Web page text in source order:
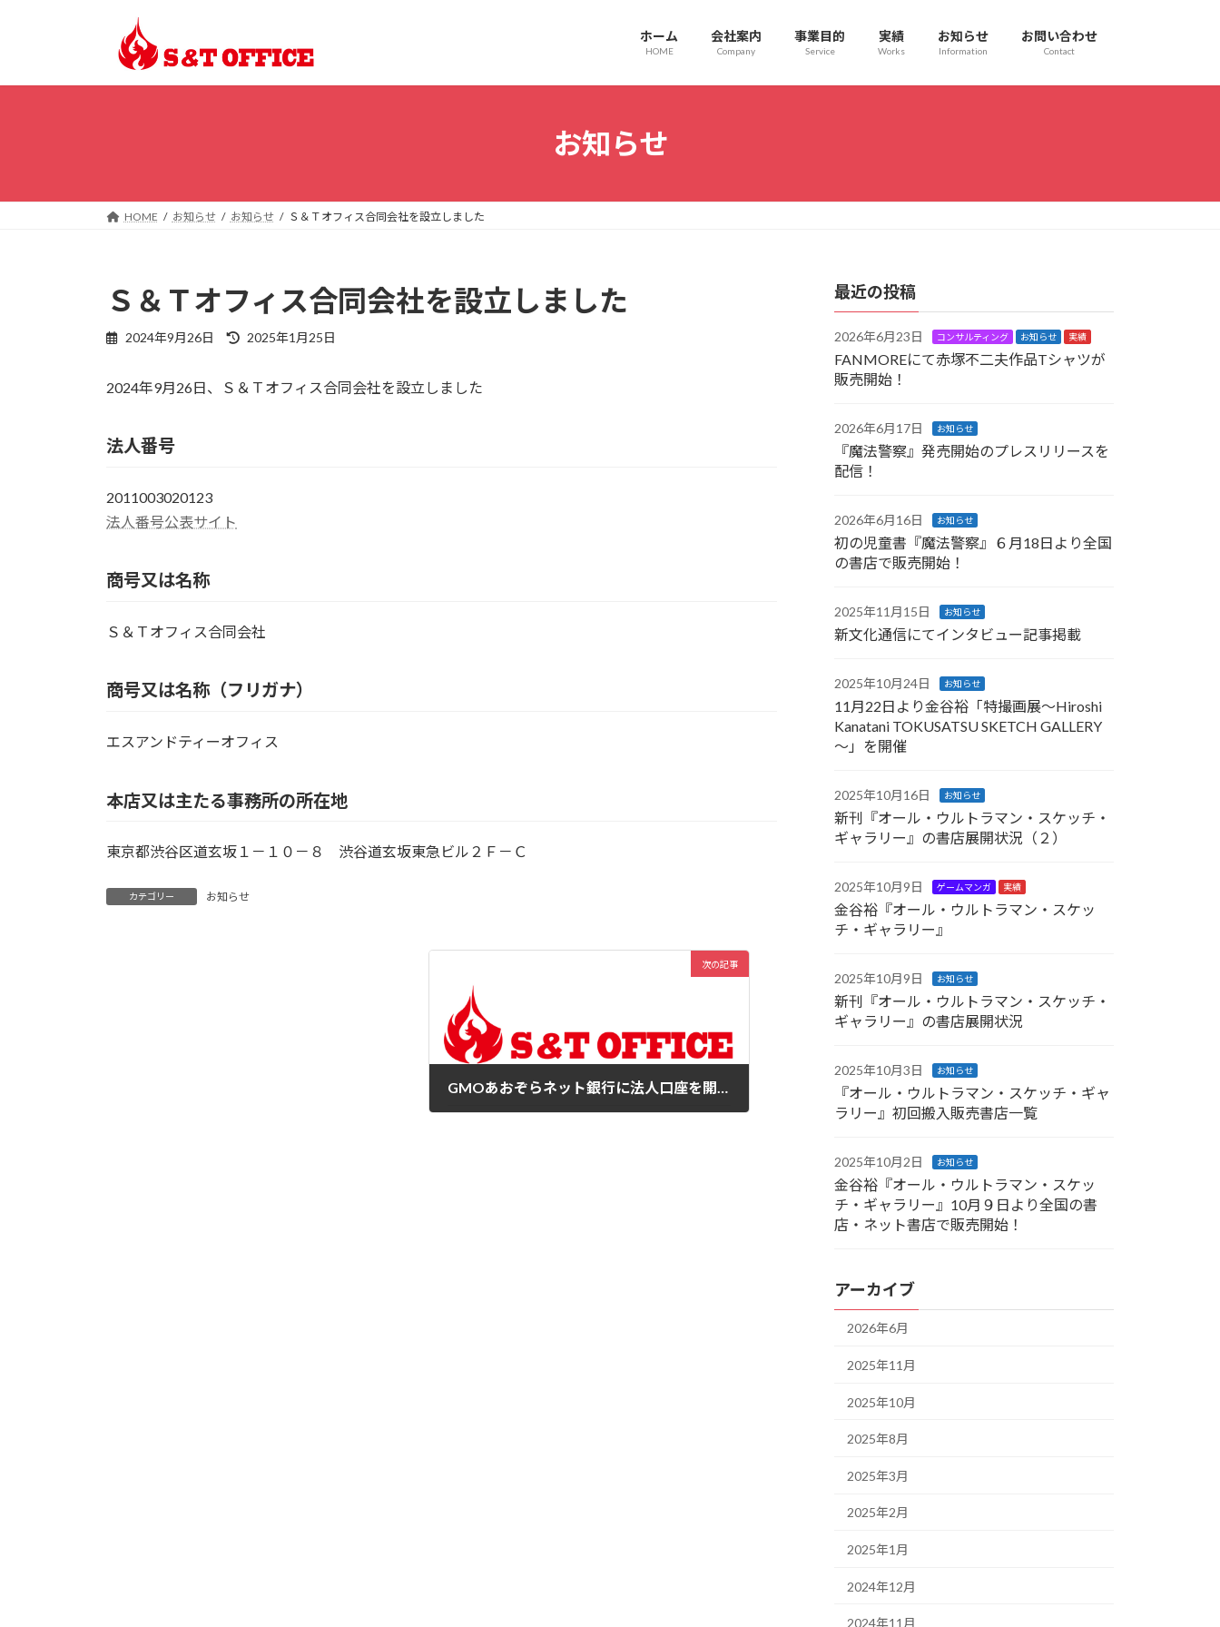
プ
動
ホーム
HOME
会社案内
Company
事業目的
Service
実績
Works
お知らせ
Information
お問い合わせ
Contact
お知らせ
HOME お知らせ お知らせ Ｓ＆Ｔオフィス合同会社を設立しました
Ｓ＆Ｔオフィス合同会社を設立しました
2024年9月26日
最
新
2025年1月25日
2024年9月26日、Ｓ＆Ｔオフィス合同会社を設立しました
法人番号
2011003020123
法人番号公表サイト
商号又は名称
Ｓ＆Ｔオフィス合同会社
商号又は名称（フリガナ）
エスアンドティーオフィス
本店又は主たる事務所の所在地
東京都渋谷区道玄坂１－１０－８ 渋谷道玄坂東急ビル２Ｆ－Ｃ
カテゴリー お知らせ
次の記事
GMOあおぞらネット銀行に法人口座を開設しました
最近の投稿
2026年6月23日 コンサルティング お知らせ 実績
FANMOREにて赤塚不二夫作品Tシャツが
販売開始！
2026年6月17日 お知らせ
『魔法警察』発売開始のプレスリリースを
配信！
2026年6月16日 お知らせ
初の児童書『魔法警察』６月18日より全国
の書店で販売開始！
2025年11月15日 お知らせ
新文化通信にてインタビュー記事掲載
2025年10月24日 お知らせ
11月22日より金谷裕「特撮画展～Hiroshi
Kanatani TOKUSATSU SKETCH GALLERY
～」を開催
2025年10月16日 お知らせ
新刊『オール・ウルトラマン・スケッチ・
ギャラリー』の書店展開状況（２）
2025年10月9日 ゲームマンガ 実績
金谷裕『オール・ウルトラマン・スケッ
チ・ギャラリー』
2025年10月9日 お知らせ
新刊『オール・ウルトラマン・スケッチ・
ギャラリー』の書店展開状況
2025年10月3日 お知らせ
『オール・ウルトラマン・スケッチ・ギャ
ラリー』初回搬入販売書店一覧
2025年10月2日 お知らせ
金谷裕『オール・ウルトラマン・スケッ
チ・ギャラリー』10月９日より全国の書
店・ネット書店で販売開始！
アーカイブ
2026年6月
2025年11月
2025年10月
2025年8月
2025年3月
2025年2月
2025年1月
2024年12月
2024年11月